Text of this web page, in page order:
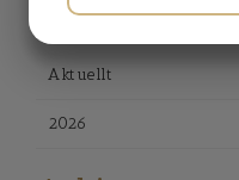
Aktuellt
2026